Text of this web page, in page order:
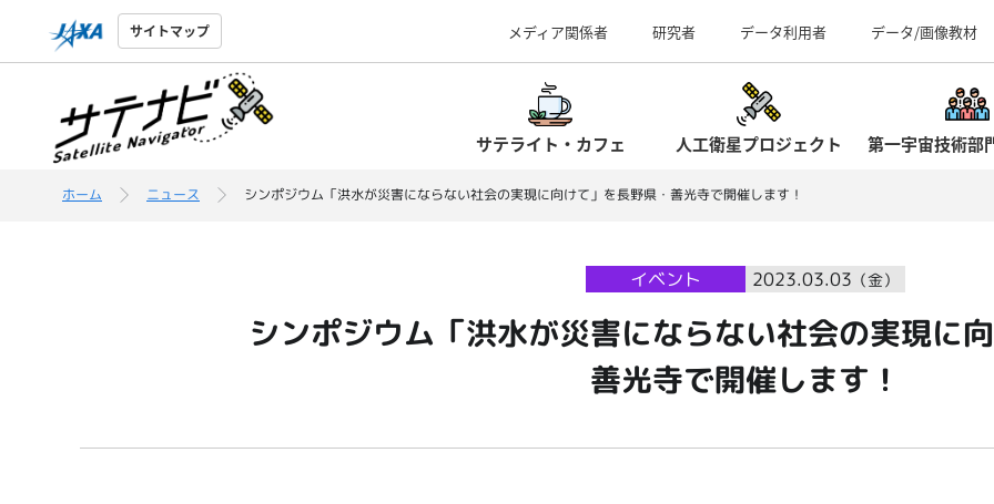
サイトマップ メディア関係者 研究者 データ利用者 データ/画像教材
サテライト・カフェ 人工衛星プロジェクト 第一宇宙技術部
ホーム ニュース シンポジウム「洪水が災害にならない社会の実現に向けて」を長野県・善光寺で開催します！
イベント 2023.03.03 （金）
シンポジウム「洪水が災害にならない社会の実現に
善光寺で開催します！